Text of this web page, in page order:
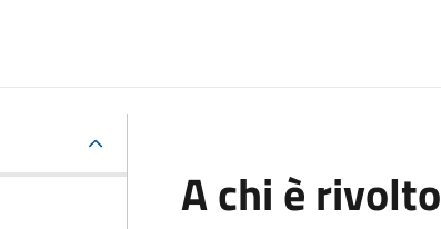
A chi è rivolto